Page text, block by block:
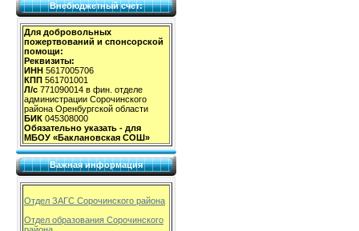
Внебюджетный счет:
Для добровольных
пожертвований и спонсорской
помощи:
Реквизиты:
ИНН 5617005706
КПП 561701001
Л/с 771090014 в фин. отделе
администрации Сорочинского
района Оренбургской области
БИК 045308000
Обязательно указать - для
МБОУ «Баклановская СОШ»
Важная информация
Отдел ЗАГС Сорочинского района
Отдел образования Сорочинского